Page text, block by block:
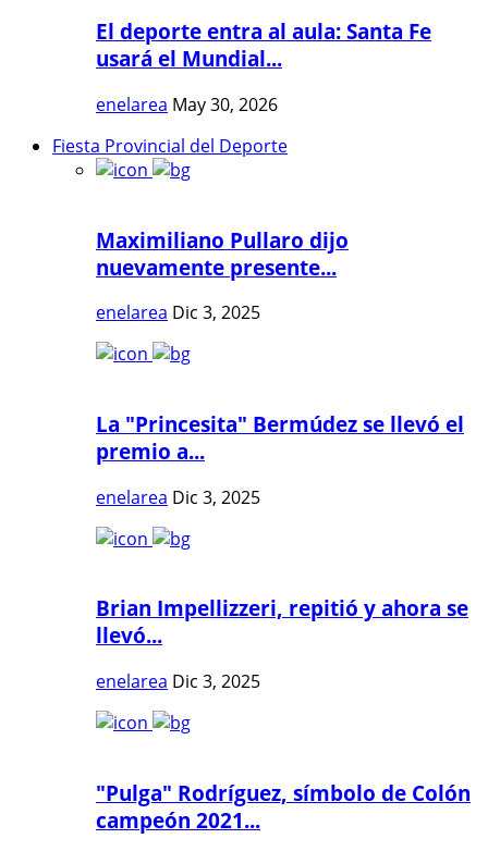
El deporte entra al aula: Santa Fe
usará el Mundial...
enelarea May 30, 2026
Fiesta Provincial del Deporte
Maximiliano Pullaro dijo
nuevamente presente...
enelarea Dic 3, 2025
La "Princesita" Bermúdez se llevó el
premio a...
enelarea Dic 3, 2025
Brian Impellizzeri, repitió y ahora se
llevó...
enelarea Dic 3, 2025
"Pulga" Rodríguez, símbolo de Colón
campeón 2021...